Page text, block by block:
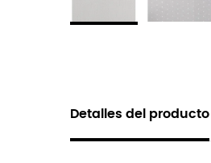
Detalles del producto